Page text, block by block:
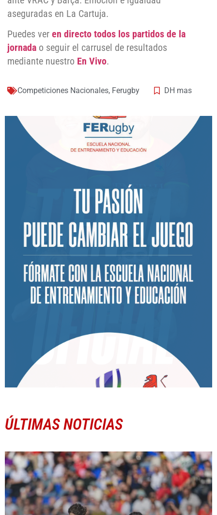
aseguradas en La Cartuja.
Puedes ver en directo todos los partidos de la
jornada o seguir el carrusel de resultados
mediante nuestro En Vivo.
Competiciones Nacionales, Ferugby DH mas
ÚLTIMAS NOTICIAS